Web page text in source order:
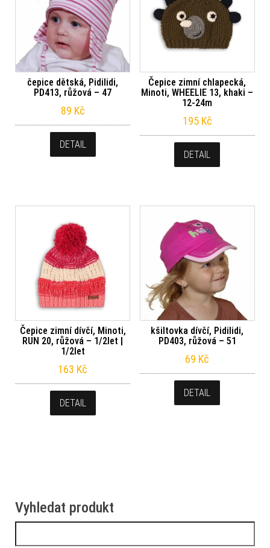
čepice dětská, Pidilidi,
PD413, růžová – 47
89 Kč
DETAIL
Čepice zimní chlapecká,
Minoti, WHEELIE 13, khaki –
12-24m
195 Kč
DETAIL
Čepice zimní dívčí, Minoti,
RUN 20, růžová – 1/2let |
1/2let
163 Kč
DETAIL
kšiltovka dívčí, Pidilidi,
PD403, růžová – 51
69 Kč
DETAIL
Vyhledat produkt